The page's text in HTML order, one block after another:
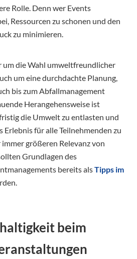
Rolle. Denn wer Events
Ressourcen zu schonen und den
zu minimieren.
um die Wahl umweltfreundlicher
um eine durchdachte Planung,
bis zum Abfallmanagement
Herangehensweise ist
die Umwelt zu entlasten und
Erlebnis für alle Teilnehmenden zu
größeren Relevanz von
Grundlagen des
bereits alsTipps im
beim